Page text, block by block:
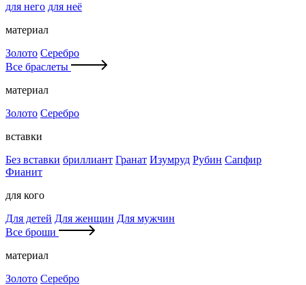
для него для неё
материал
Золото Серебро
Все браслеты
материал
Золото Серебро
вставки
Без вставки бриллиант Гранат Изумруд Рубин Сапфир
Фианит
для кого
Для детей Для женщин Для мужчин
Все броши
материал
Золото Серебро